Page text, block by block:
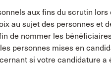
aux fins du scrutin
au sujet des personnes et
de nommer les
personnes mises en
si votre candidature a